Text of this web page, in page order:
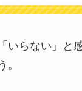
らな
燥機
いらない」と
。